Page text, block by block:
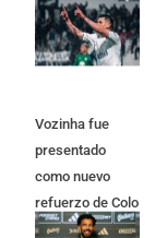
Vozinha fue
presentado
como nuevo
refuerzo de Colo
Colo y promete